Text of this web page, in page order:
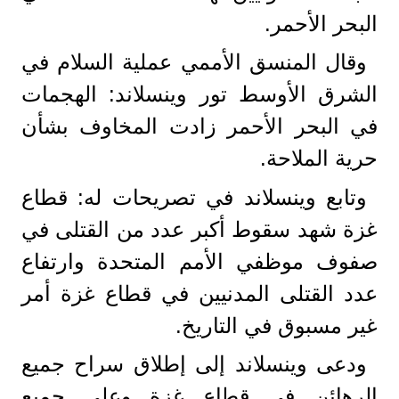
البحر الأحمر.
وقال المنسق الأممي عملية السلام في
الشرق الأوسط تور وينسلاند: الهجمات
في البحر الأحمر زادت المخاوف بشأن
حرية الملاحة.
وتابع وينسلاند في تصريحات له: قطاع
غزة شهد سقوط أكبر عدد من القتلى في
صفوف موظفي الأمم المتحدة وارتفاع
عدد القتلى المدنيين في قطاع غزة أمر
غير مسبوق في التاريخ.
ودعى وينسلاند إلى إطلاق سراح جميع